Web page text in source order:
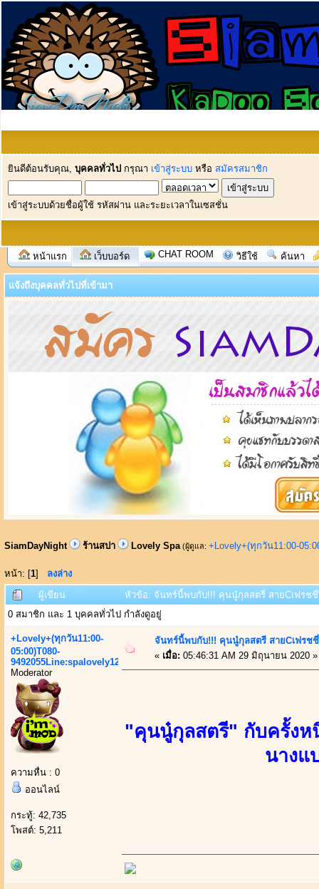
ยินดีต้อนรับคุณ, บุคคลทั่วไป กรุณา เข้าสู่ระบบ หรือ สมัครสมาชิก
เข้าสู่ระบบด้วยชื่อผู้ใช้ รหัสผ่าน และระยะเวลาในเซสชั่น
หน้าแรก เว็บบอร์ด CHAT ROOM วิธีใช้ ค้นหา
แจ้งถึงบุคคลทั่วไปที่เข้ามา
SiamDayNight ร้านสปา Lovely Spa (ผู้ดูแล: +Lovely+(ทุกวัน11:00-
หน้า: [1] ลงล่าง
ผู้เขียน
หัวข้อ: จันทร์นี้พบกับ!!! คุนนู๋กุลสตรี สายCเฟรช
0 สมาชิก และ 1 บุคคลทั่วไป กำลังดูอยู่
+Lovely+(ทุกวัน11:00-
05:00)T080-
9492055Line:spalovely123
Moderator
ความหื่น : 0
ออนไลน์
กระทู้: 42,735
โพสต์: 5,211
จันทร์นี้พบกับ!!! คุนนู๋กุลสตรี สายCเฟรช
« เมื่อ: 05:46:31 AM 29 มิถุนายน 2020 »
"คุนนู๋กุลสตรี" กับครั้งห
นางแ